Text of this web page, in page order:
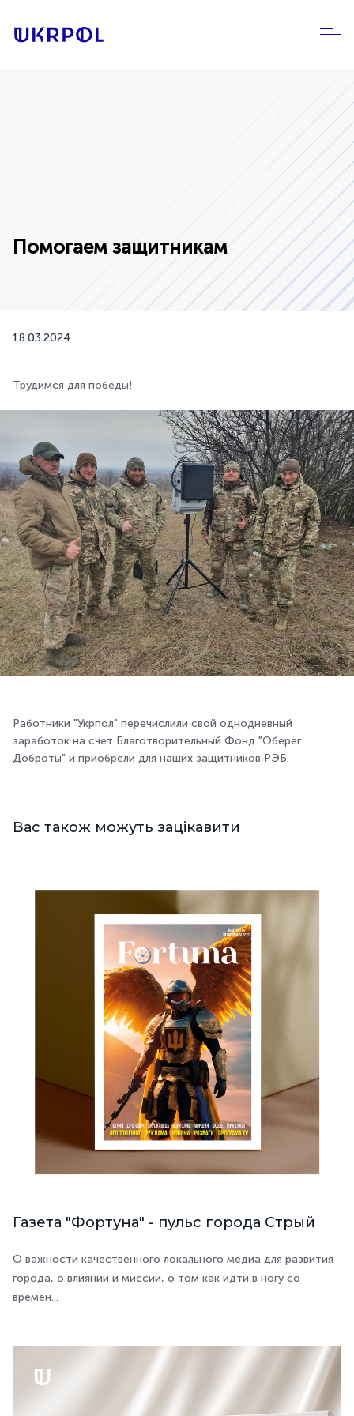
Помогаем защитникам
18.03.2024
Трудимся для победы!
Работники "Укрпол" перечислили свой однодневный
заработок на счет Благотворительный Фонд "Оберег
Доброты" и приобрели для наших защитников РЭБ.
Вас також можуть зацікавити
Газета "Фортуна" - пульс города Стрый
О важности качественного локального медиа для развития
города, о влиянии и миссии, о том как идти в ногу со
времен...